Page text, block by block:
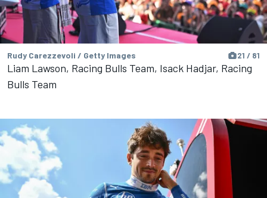
Rudy Carezzevoli / Getty Images 21 / 81
Liam Lawson, Racing Bulls Team, Isack Hadjar, Racing
Bulls Team